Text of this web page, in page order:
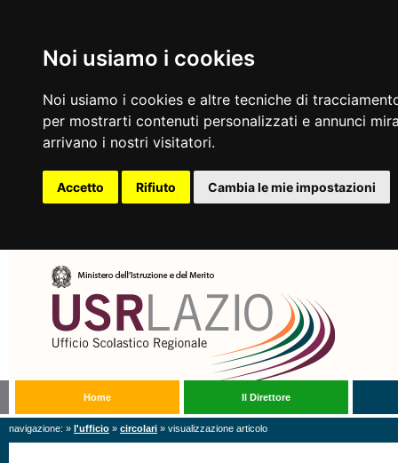
Noi usiamo i cookies
Noi usiamo i cookies e altre tecniche di
per mostrarti contenuti personalizzati e annunci
arrivano i nostri visitatori.
Accetto Rifiuto Cambia le mie impostazioni
Home Il Direttore
navigazione: » l'ufficio » circolari » visualizzazione articolo